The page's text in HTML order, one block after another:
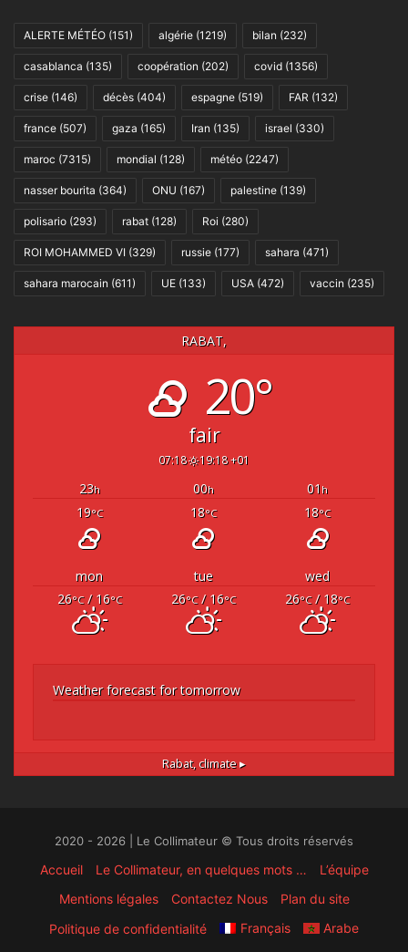
ALERTE MÉTÉO (151) algérie (1219) bilan (232)
casablanca (135) coopération (202) covid (1356)
crise (146) décès (404) espagne (519) FAR (132)
france (507) gaza (165) Iran (135) israel (330)
maroc (7315) mondial (128) météo (2247)
nasser bourita (364) ONU (167) palestine (139)
polisario (293) rabat (128) Roi (280)
ROI MOHAMMED VI (329) russie (177) sahara (471)
sahara marocain (611) UE (133) USA (472) vaccin (235)
RABAT,
20°
fair
07:18 19:18 +01
23h 00h 01 h
19°C 18°C 18°C
mon tue
wed
26°C/ 16°C 26°C/ 16°C 26°C/ 18°C
Weather forecast for tomorrow
Rabat, climate ▸
2020 - 2026 | Le Collimateur © Tous droits réservés
Accueil Le Collimateur, en quelques mots …
L’équipe
Mentions légales
Contactez Nous
Plan du site
Politique de confidentialité
Français Arabe